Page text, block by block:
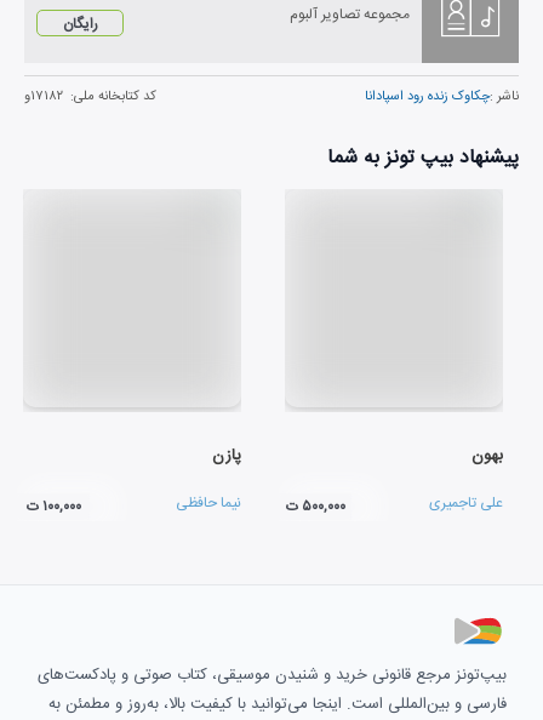
مجموعه تصاویر آلبوم رایگان
ناشر :چکاوک زنده رود اسپادانا کد کتابخانه ملی: ۱۷۱۸۲و
پیشنهاد بیپ تونز به شما
بهون
علی تاجمیری ۵۰۰,۰۰۰ ت
پازن
نیما حافظی ۱۰۰,۰۰۰ ت
بیپ‌تونز مرجع قانونی خرید و شنیدن موسیقی، کتاب صوتی و پادکست‌های
فارسی و بین‌المللی است. اینجا می‌توانید با کیفیت بالا، به‌روز و مطمئن به